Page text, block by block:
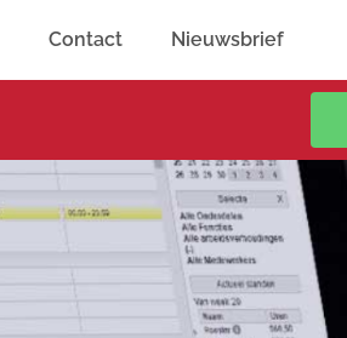
Contact Nieuwsbrief